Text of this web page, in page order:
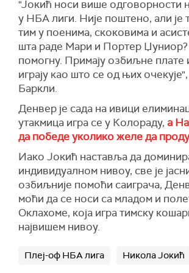
"Јокић носи више одговорности
у НБА лиги. Није поштено, али је
тим у поенима, скоковима и
шта раде Мари и Портер Џуниор?
помогну. Примају озбиљне плате
играју као што се од њих очекује",
Баркли.
Денвер је сада на ивици
утакмица игра се у Колораду, а
да победе уколико желе да
Иако Јокић наставља да
индивидуалном нивоу, све је
озбиљније помоћи саиграча,
моћи да се носи са младом и
Оклахоме, која игра тимску
највишем нивоу.
Плеј-оф НБА лига Никола Јокић